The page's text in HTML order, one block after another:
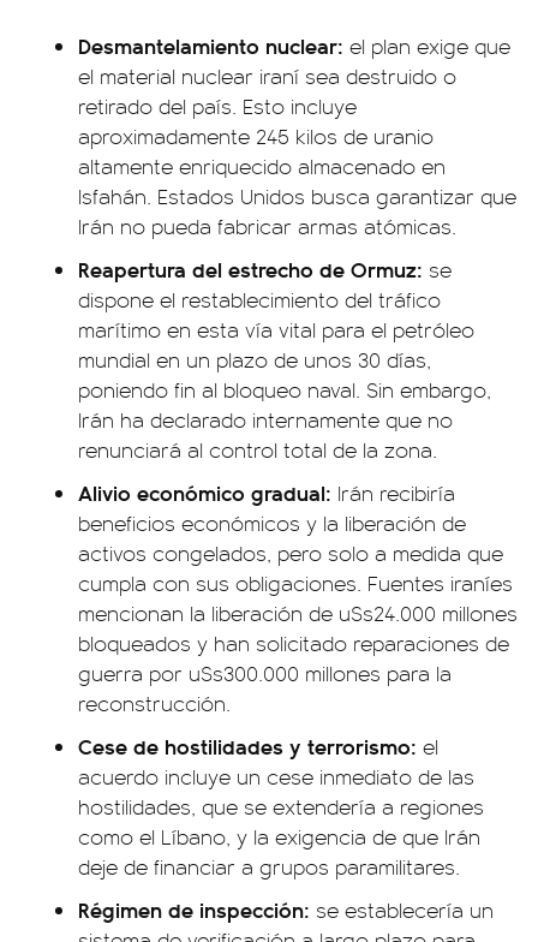
Desmantelamiento nuclear: el plan exige que
el material nuclear iraní sea destruido o
retirado del país. Esto incluye
aproximadamente 245 kilos de uranio
altamente enriquecido almacenado en
Isfahán. Estados Unidos busca garantizar que
Irán no pueda fabricar armas atómicas.
Reapertura del estrecho de Ormuz: se
dispone el restablecimiento del tráfico
marítimo en esta vía vital para el petróleo
mundial en un plazo de unos 30 días,
poniendo fin al bloqueo naval. Sin embargo,
Irán ha declarado internamente que no
renunciará al control total de la zona.
Alivio económico gradual: Irán recibiría
beneficios económicos y la liberación de
activos congelados, pero solo a medida que
cumpla con sus obligaciones. Fuentes iraníes
mencionan la liberación de u$s24.000 millones
bloqueados y han solicitado reparaciones de
guerra por u$s300.000 millones para la
reconstrucción.
Cese de hostilidades y terrorismo: el
acuerdo incluye un cese inmediato de las
hostilidades, que se extendería a regiones
como el Líbano, y la exigencia de que Irán
deje de financiar a grupos paramilitares.
Régimen de inspección: se establecería un